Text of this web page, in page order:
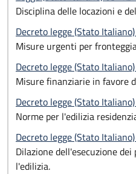
Disciplina delle locazioni e
Decreto legge (Stato
Misure urgenti per
Decreto legge (Stato
Misure finanziarie in favore
Decreto legge (Stato
Norme per l'edilizia
Decreto legge (Stato
Dilazione dell'esecuzione
l'edilizia.